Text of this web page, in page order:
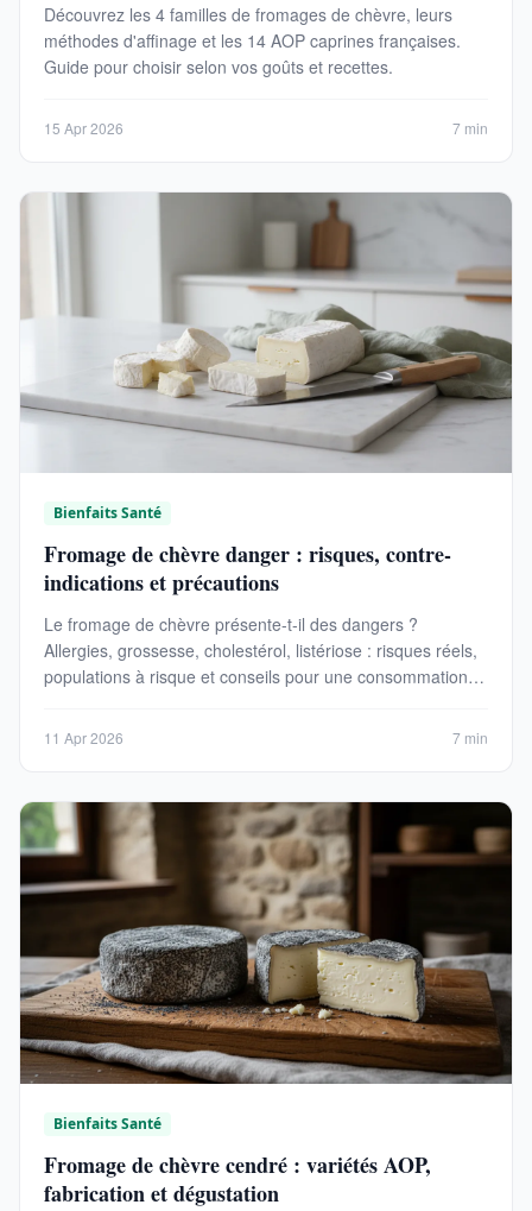
Découvrez les 4 familles de fromages de chèvre, leurs
méthodes d'affinage et les 14 AOP caprines françaises.
Guide pour choisir selon vos goûts et recettes.
15 Apr 2026 7 min
Bienfaits Santé
Fromage de chèvre danger : risques, contre-
indications et précautions
Le fromage de chèvre présente-t-il des dangers ?
Allergies, grossesse, cholestérol, listériose : risques réels,
populations à risque et conseils pour une consommation
11 Apr 2026 7 min
Bienfaits Santé
Fromage de chèvre cendré : variétés AOP,
fabrication et dégustation